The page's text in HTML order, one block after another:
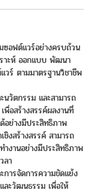
ซอฟต์แวร์อย่างครบถ้วน
าะห์ ออกแบบ พัฒนา
วร์ ตามมาตรฐานวิชาชีพ
นวัตกรรม และสามารถ
พื่อสร้างสรรค์ผลงานที่
อย่างมีประสิทธิภาพ
งสร้างสรรค์ สามารถ
งานอย่างมีประสิทธิภาพ
ลา
การจัดการความขัดแย้ง
ละวัฒนธรรม เพื่อให้